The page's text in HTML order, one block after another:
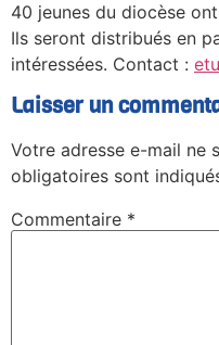
40 jeunes du diocèse
Ils seront distribués en
intéressées. Contact :
Laisser un
Votre adresse e-mail ne
obligatoires sont
Commentaire *